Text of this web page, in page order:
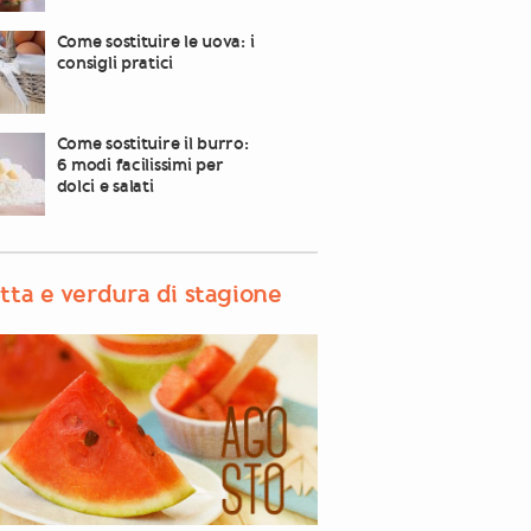
Come sostituire le uova: i
consigli pratici
Come sostituire il burro:
6 modi facilissimi per
dolci e salati
e verdura di stagione